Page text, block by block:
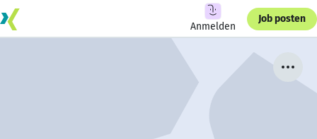
Anmelden
Job posten